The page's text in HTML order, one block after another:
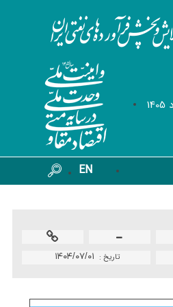
EN
تاريخ : ۱۴۰۴/۰۷/۰۱